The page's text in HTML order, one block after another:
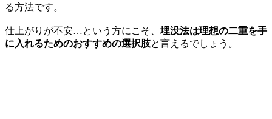
る方法です。
仕上がりが不安…という方にこそ、 埋没法は理想の二重を手
に入れるためのおすすめの選択肢と言えるでしょう。